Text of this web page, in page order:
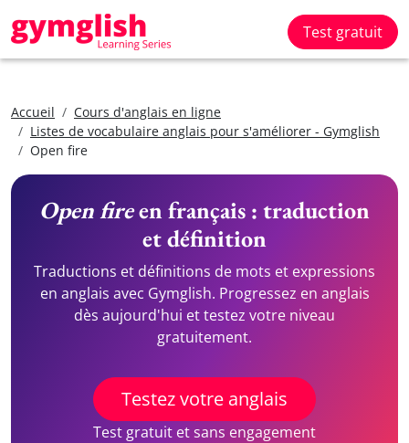
Test gratuit
Accueil
Cours d'anglais en ligne
Listes de vocabulaire anglais pour s'améliorer - Gymglish
Open fire
Open fireen français : traduction
et définition
Traductions et définitions de mots et expressions
en anglais avec Gymglish. Progressez en anglais
dès aujourd'hui et testez votre niveau
gratuitement.
Testez votre anglais
Test gratuit et sans engagement